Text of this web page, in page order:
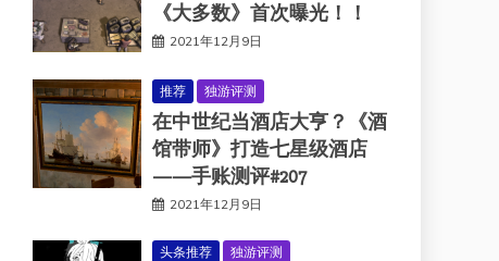
《大多数》首次曝光！！
2021年12月9日
推荐 独游评测
在中世纪当酒店大亨？《酒
馆带师》打造七星级酒店
——手账测评#207
2021年12月9日
头条推荐 独游评测